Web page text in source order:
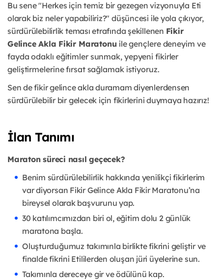
Bu sene "Herkes için temiz bir gezegen vizyonuyla Eti
olarak biz neler yapabiliriz?" düşüncesi ile yola çıkıyor,
sürdürülebilirlik teması etrafında şekillenen Fikir
Gelince Akla Fikir Maratonu ile gençlere deneyim ve
fayda odaklı eğitimler sunmak, yepyeni fikirler
geliştirmelerine fırsat sağlamak istiyoruz.
Sen de fikir gelince akla duramam diyenlerdensen
sürdürülebilir bir gelecek için fikirlerini duymaya hazırız!
İlan Tanımı
Maraton süreci nasıl geçecek?
Benim sürdürülebilirlik hakkında yenilikçi fikirlerim
var diyorsan Fikir Gelince Akla Fikir Maratonu’na
bireysel olarak başvurunu yap.
30 katılımcımızdan biri ol, eğitim dolu 2 günlük
maratona başla.
Oluşturduğumuz takımınla birlikte fikrini geliştir ve
finalde fikrini Etililerden oluşan jüri üyelerine sun.
Takımınla dereceye gir ve ödülünü kap.